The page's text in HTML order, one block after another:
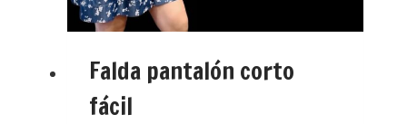
Falda pantalón corto
fácil